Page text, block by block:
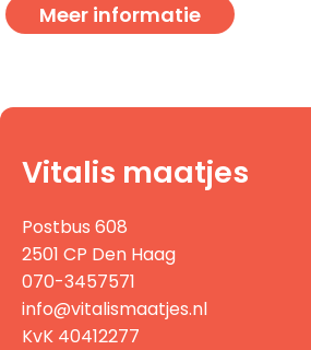
Meer informatie
Vitalis maatjes
Postbus 608
2501 CP Den Haag
070-3457571
info@vitalismaatjes.nl
KvK 40412277